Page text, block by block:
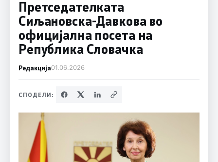
Претседателката
Сиљановска-Давкова во
официјална посета на
Република Словачка
Редакција01.06.2026
СПОДЕЛИ: